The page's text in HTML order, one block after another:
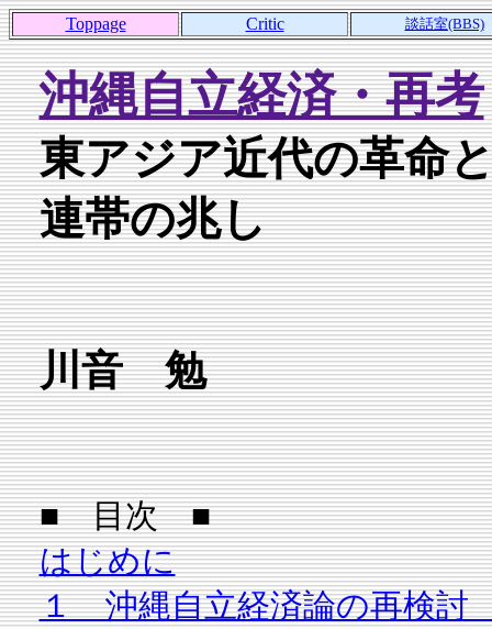
Toppage Critic 談話室(BBS)
沖縄自立経済・再考
東アジア近代の革命
連帯の兆し
川音 勉
■ 目次 ■
はじめに
１ 沖縄自立経済論の再検討